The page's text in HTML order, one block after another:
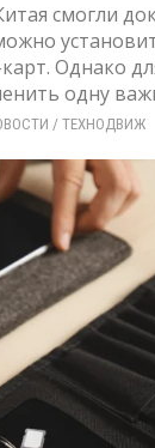
смогли
Однако
одну
/ ТЕХНОДВИЖ